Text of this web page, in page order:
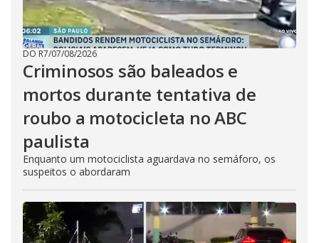
DO R7/07/08/2026
Criminosos são baleados e
mortos durante tentativa de
roubo a motocicleta no ABC
paulista
Enquanto um motociclista aguardava no semáforo, os
suspeitos o abordaram